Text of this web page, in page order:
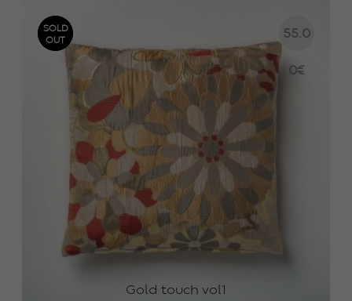
SOLD
OUT
Gold touch vol1
55.0
0€
SOLD
OUT